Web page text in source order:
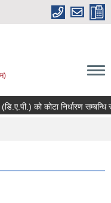
को कोटा निर्धारण सम्बन्धि